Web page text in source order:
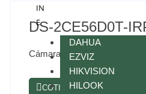
IN
E
DAHUA
EZVIZ
HIKVISION
HILOOK
DS-2CE56D0T-
Cámara de torreta fija para
COTIZAR POR WHATSAPP